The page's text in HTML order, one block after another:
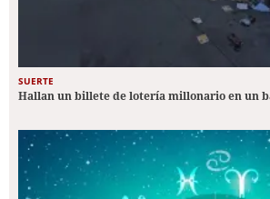
SUERTE
Hallan un billete de lotería millonario en un